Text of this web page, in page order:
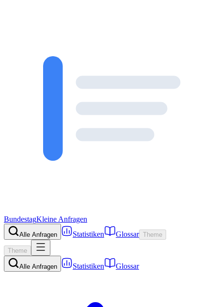
BundestagKleine Anfragen
Alle Anfragen Statistiken Glossar Theme
Theme
Alle Anfragen Statistiken Glossar